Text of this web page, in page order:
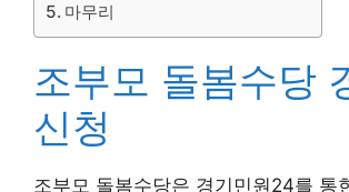
마무리
조부모 돌봄수당
신청
조부모 돌봄수당은 경기민원24를 통